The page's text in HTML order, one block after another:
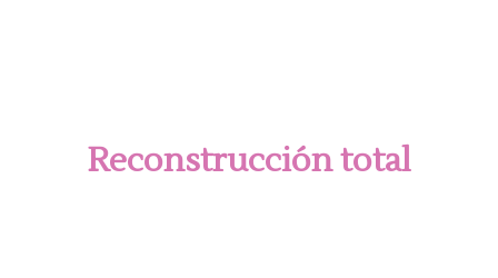
Reconstrucción total